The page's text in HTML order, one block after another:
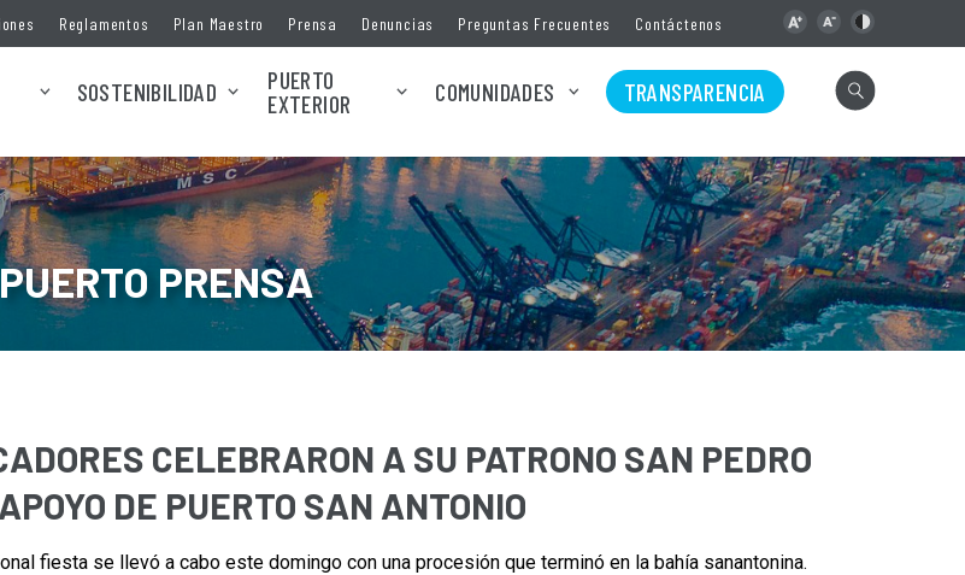
Reglamentos Plan Maestro Prensa Denuncias Preguntas Frecuentes Contáctenos
SOSTENIBILIDAD
PUERTO
EXTERIOR
COMUNIDADES TRANSPARENCIA
PUERTO PRENSA
CELEBRARON A SU PATRONO SAN PEDRO
DE PUERTO SAN ANTONIO
fiesta se llevó a cabo este domingo con una procesión que terminó en la bahía sanantonina.